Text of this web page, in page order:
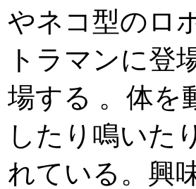
やネコ型のロ
トラマンに登
場する 。体を
したり鳴いた
れている。興